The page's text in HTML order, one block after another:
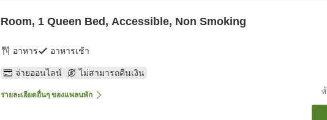
Room, 1 Queen Bed, Accessible, Non Smoking
อาหาร อาหารเช้า
จ่ายออนไลน์ ไม่สามารถคืนเงิน
รายละเอียดอื่นๆ ของแพลนพัก